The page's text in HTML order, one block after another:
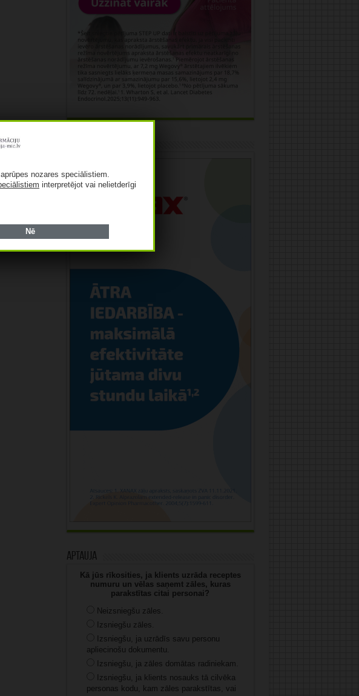
Aptauja
Kā jūs rīkosities, ja klients uzrāda receptes
numuru un vēlas saņemt zāles, kuras
parakstītas citai personai?
Neizsniegšu zāles.
Izsniegšu zāles.
Izsniegšu, ja uzrādīs savu personu
apliecinošu dokumentu.
Izsniegšu, ja zāles domātas radiniekam.
Izsniegšu, ja klients nosauks tā cilvēka
personas kodu, kam zāles parakstītas, vai
nozares speciālistiem.
interpretējot vai nelietderīgi
Nē